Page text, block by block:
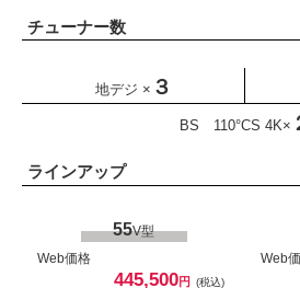
85
1,320,000
円 (税別)
商品詳細はこちら
Web価格
6,600,000円 (税込)
チューナー数
地デジ × ３
BS 110°CS 4K×
ラインアップ
55V型
Web価格
445,500円 (税込)
Web